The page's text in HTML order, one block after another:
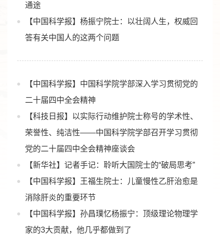
通途
【中国科学报】杨振宁院士：以壮阔人生，权威回
答有关中国人的这两个问题
【中国科学报】中国科学院学部深入学习贯彻党的
二十届四中全会精神
【科技日报】以实际行动维护院士称号的学术性、
荣誉性、纯洁性——中国科学院学部召开学习贯彻
党的二十届四中全会精神座谈会
【新华社】记者手记：聆听大国院士的“破局思考”
【中国科学报】王福生院士：儿童慢性乙肝治愈是
消除肝炎的重要环节
【中国科学报】孙昌璞忆杨振宁：顶级理论物理学
家的3大贡献，他几乎都做到了